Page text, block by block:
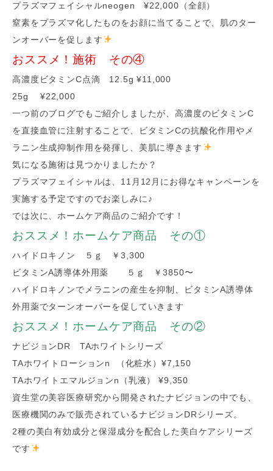
プラズマフェイシャルneogen ¥22,000（全顔）
窒素をプラズマ化したものをお顔に当てることで、肌のター
ンオーバーを促します
おススメ！施術 その④
高濃度ビタミンC点滴 12.5g ¥11,000
25g ¥22,000
一つ前のブログでもご紹介しましたが、高濃度のビタミンC
を直接血管に注射することで、ビタミンCの抗酸化作用やメ
ラニン生成抑制作用を発揮し、美肌に導きます
気になる施術は見つかりましたか？
プラズマフェイシャルは、11月12月にお得なキャンペーンを
実施する予定ですのでお楽しみに♪
では次に、ホームケア商品のご紹介です！
おススメ！ホームケア商品 その①
ハイドロキノン ５ｇ ￥3,300
ビタミンA誘導体外用薬 ５ｇ ￥3850〜
ハイドロキノンでメラニンの産生を抑制、ビタミンA誘導体
外用薬でターンオーバーを促していきます
おススメ！ホームケア商品 その②
ナビジョンDR TAホワイトシリーズ
TAホワイトローションn （化粧水）¥7,150
TAホワイトエマルジョンn（乳液） ¥9,350
資生堂の美容医療研究から開発されたナビジョンの中でも、
医療機関のみで販売されているナビジョンDRシリーズ。
2種の美白有効成分と保湿成分を配合した美白ケアシリーズ
です